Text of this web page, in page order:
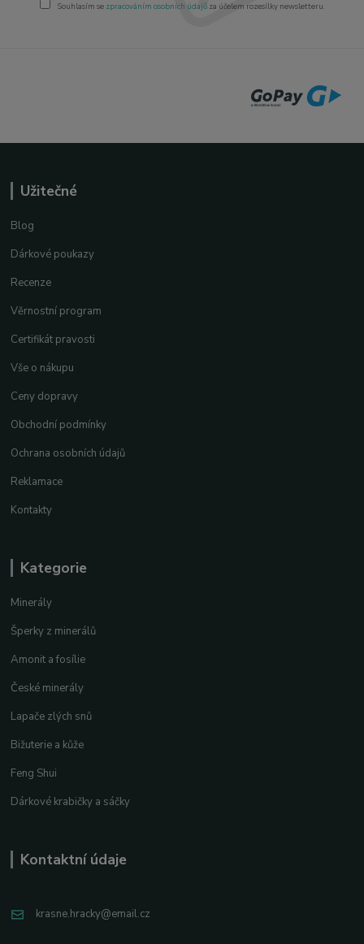
Souhlasím se zpracováním osobních údajůza účelem rozesílky newsletteru.
Užitečné
Blog
Dárkové poukazy
Recenze
Věrnostní program
Certifikát pravosti
Vše o nákupu
Ceny dopravy
Obchodní podmínky
Ochrana osobních údajů
Reklamace
Kontakty
Kategorie
Minerály
Šperky z minerálů
Amonit a fosílie
České minerály
Lapače zlých snů
Bižuterie a kůže
Feng Shui
Dárkové krabičky a sáčky
Kontaktní údaje
krasne.hracky@email.cz